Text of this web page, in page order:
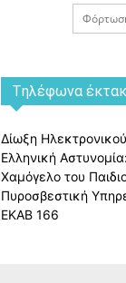
Tηλέφωνα
Δίωξη
Ελληνική
Χαμόγελο του
Πυροσβεστική
ΕΚΑΒ 166